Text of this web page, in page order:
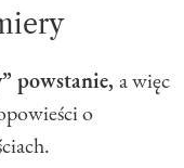
powstanie, a więc
o